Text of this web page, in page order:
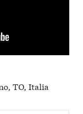
TO, Italia